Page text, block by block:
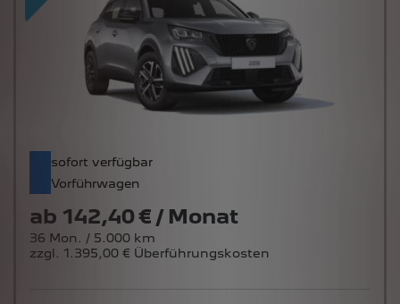
sofort verfügbar
Vorführwagen
ab 142,40 € / Monat
36 Mon. / 5.000 km
zzgl. 1.395,00 € Überführungskosten